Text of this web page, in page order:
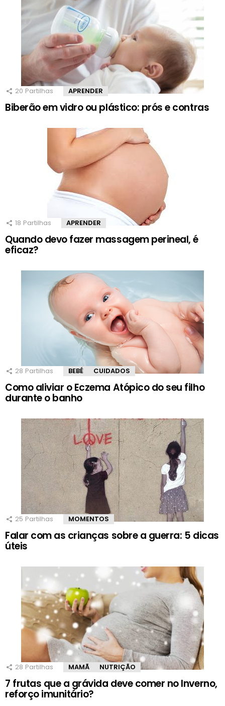
20 Partilhas APRENDER
Biberão em vidro ou plástico: prós e contras
18 Partilhas APRENDER
Quando devo fazer massagem perineal, é
eficaz?
28 Partilhas BEBÉ CUIDADOS
Como aliviar o Eczema Atópico do seu filho
durante o banho
25 Partilhas MOMENTOS
Falar com as crianças sobre a guerra: 5 dicas
úteis
28 Partilhas MAMÃ NUTRIÇÃO
7 frutas que a grávida deve comer no Inverno,
reforço imunitário?